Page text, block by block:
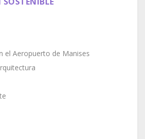
el Aeropuerto de Manises